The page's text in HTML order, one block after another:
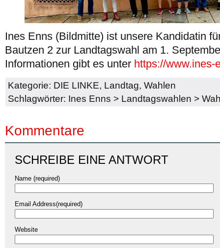
Ines Enns (Bildmitte) ist unsere Kandidatin
Bautzen 2 zur Landtagswahl am 1.
Informationen gibt es unter https://www.ines-
Kategorie: DIE LINKE, Landtag, Wahlen
Schlagwörter: Ines Enns > Landtagswahlen >
Kommentare
SCHREIBE EINE ANTWORT
Name (required)
Email Address(required)
Website